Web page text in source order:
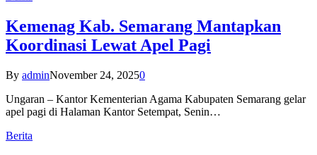
Kemenag Kab. Semarang Mantapkan
Koordinasi Lewat Apel Pagi
By adminNovember 24, 20250
Ungaran – Kantor Kementerian Agama Kabupaten Semarang gelar
apel pagi di Halaman Kantor Setempat, Senin…
Berita